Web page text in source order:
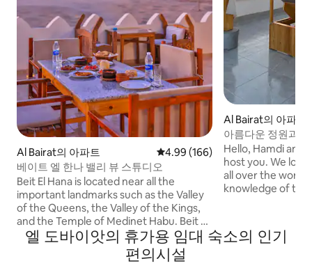
Al Bairat의 아파트 평점 4.99점(5점 만점), 후기 166
4.99 (166)
베이트 엘 한나 밸리 뷰 스튜디오
Beit El Hana is located near all the
important landmarks such as the Valley
of the Queens, the Valley of the Kings,
and the Temple of Medinet Habu. Beit El
Hana offers a beautiful view of the
sunrise and sunset, and you can also
enjoy hot air balloon rides in the
Al Bairat의 아파트
아름다운 정원과
Hello, Hamdi and
host you. We
all over the world
knowledge of
an Egyiptologist
knowledge with
엘 도바이앗의 휴가용 임대 숙소의 인기
편의시설